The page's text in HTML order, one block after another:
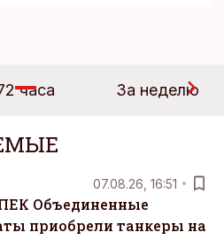
часа За неделю
07.08.26, 16:51
Объединенные
приобрели танкеры на